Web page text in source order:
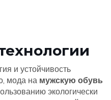
и устойчивость
мода на мужскую обувь
экологически